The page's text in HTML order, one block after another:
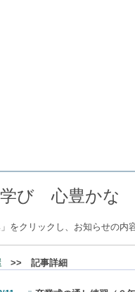
くまし
をクリックし、お知らせの内
>> 記事詳細